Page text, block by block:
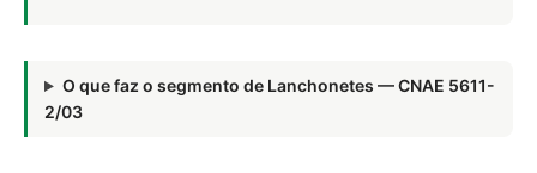
O que faz o segmento de Lanchonetes — CNAE 5611-
2/03